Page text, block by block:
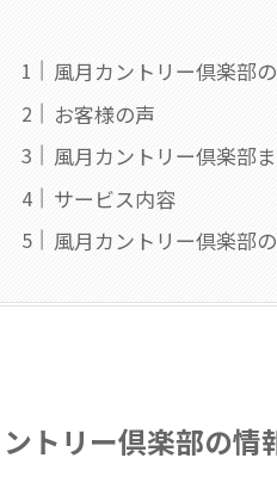
風月カントリー倶楽部
お客様の声
風月カントリー倶楽部
サービス内容
風月カントリー倶楽部
トリー倶楽部の情